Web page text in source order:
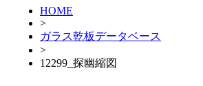
HOME
>
ガラス乾板データベース
>
12299_探幽縮図